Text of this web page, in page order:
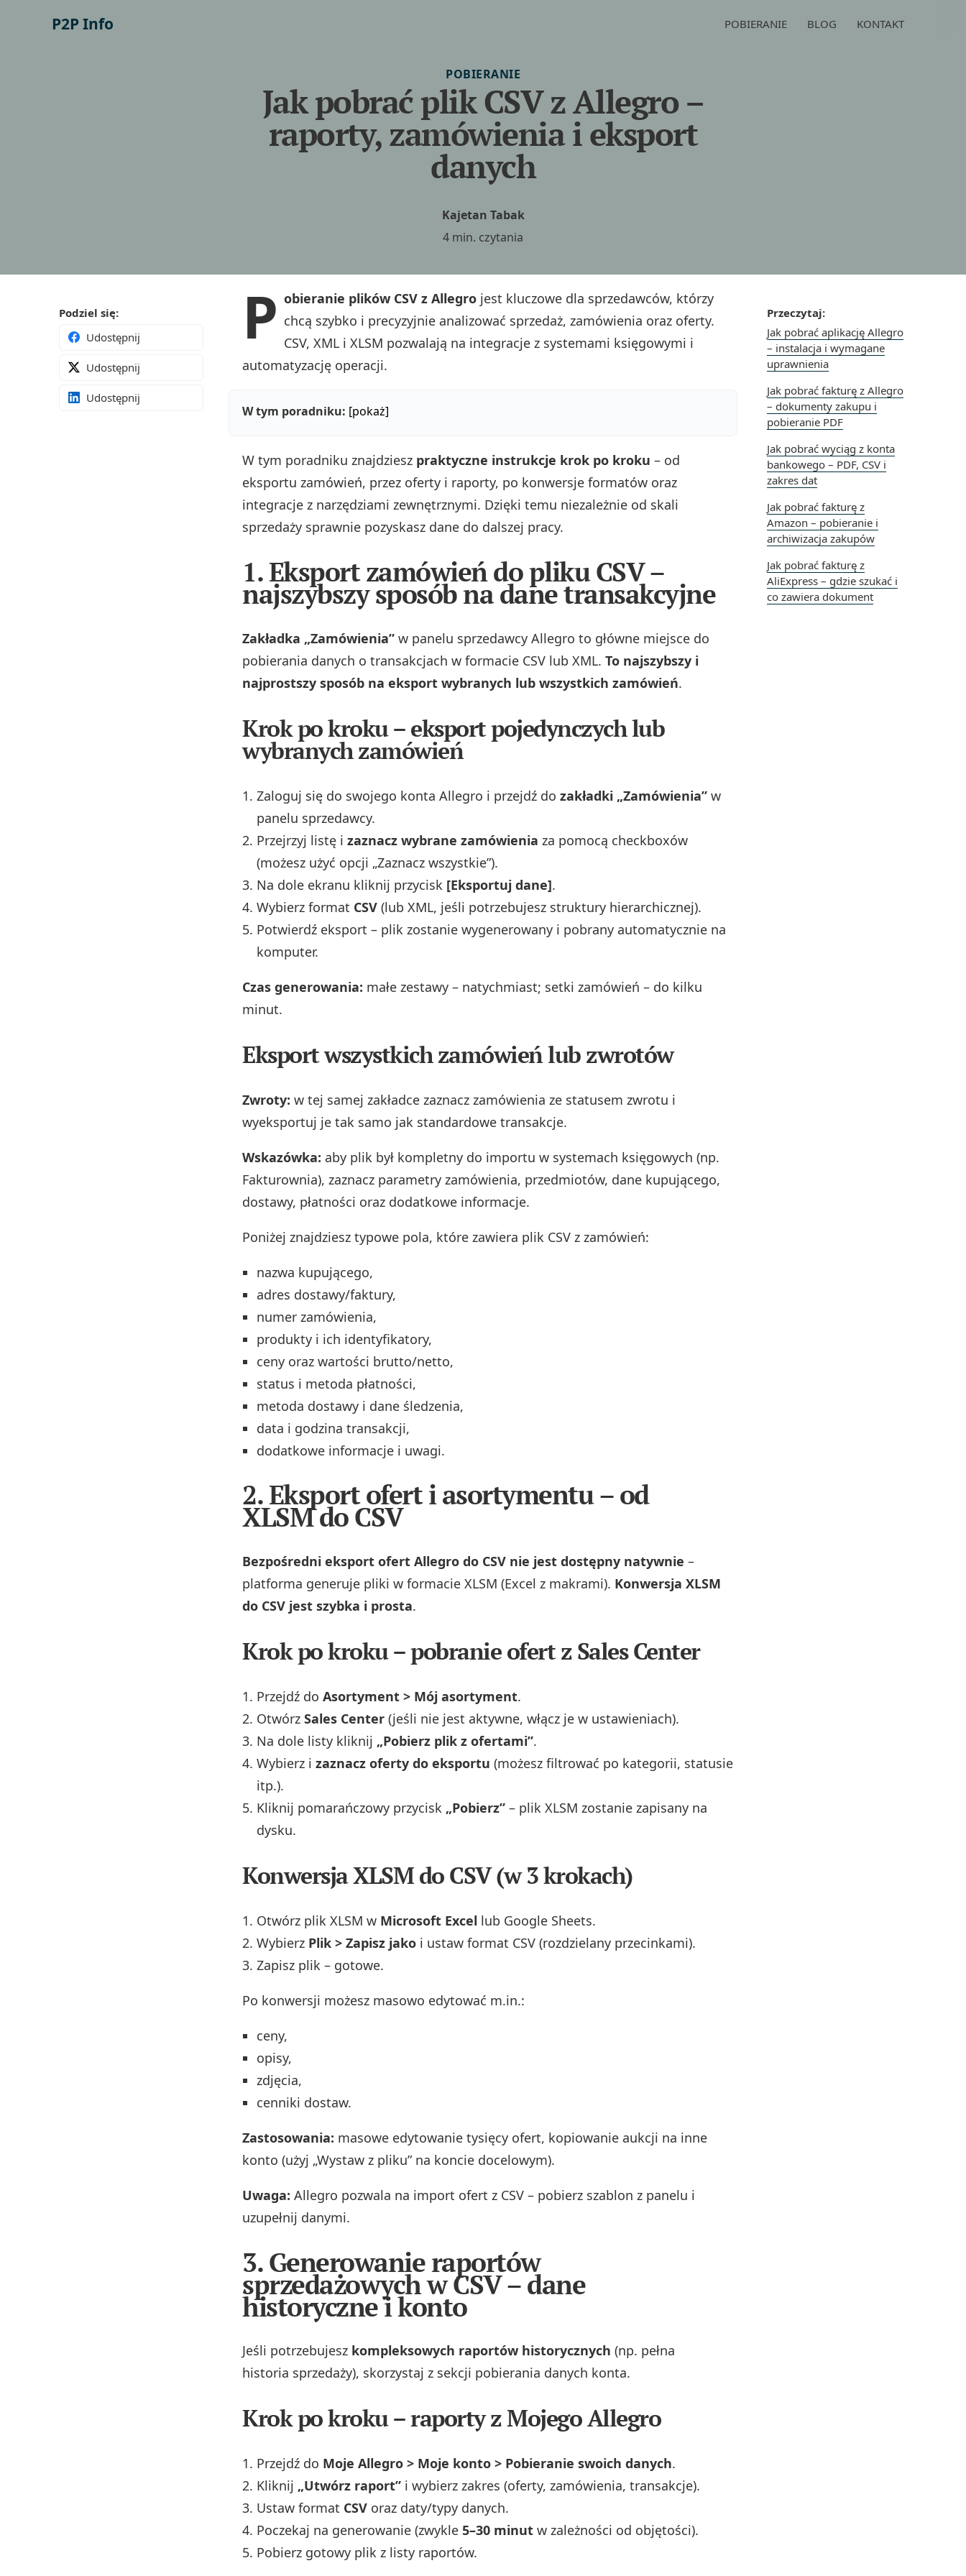
P2P Info POBIERANIE BLOG KONTAKT
POBIERANIE
Jak pobrać plik CSV z Allegro –
raporty, zamówienia i eksport
danych
Kajetan Tabak
4 min. czytania
Przeczytaj:
Jak pobrać aplikację Allegro
– instalacja i wymagane
uprawnienia
Jak pobrać fakturę z Allegro
– dokumenty zakupu i
pobieranie PDF
Jak pobrać wyciąg z konta
bankowego – PDF, CSV i
zakres dat
Jak pobrać fakturę z
Amazon – pobieranie i
archiwizacja zakupów
Jak pobrać fakturę z
AliExpress – gdzie szukać i
co zawiera dokument
Podziel się:
Udostępnij
Udostępnij
Udostępnij
P obieranie plików CSV z Allegro jest kluczowe dla sprzedawców, którzy
chcą szybko i precyzyjnie analizować sprzedaż, zamówienia oraz oferty.
CSV, XML i XLSM pozwalają na integracje z systemami księgowymi i
automatyzację operacji.
W tym poradniku: [pokaż]
W tym poradniku znajdziesz praktyczne instrukcje krok po kroku – od
eksportu zamówień, przez oferty i raporty, po konwersje formatów oraz
integracje z narzędziami zewnętrznymi. Dzięki temu niezależnie od skali
sprzedaży sprawnie pozyskasz dane do dalszej pracy.
1. Eksport zamówień do pliku CSV –
najszybszy sposób na dane transakcyjne
Zakładka „Zamówienia” w panelu sprzedawcy Allegro to główne miejsce do
pobierania danych o transakcjach w formacie CSV lub XML. To najszybszy i
najprostszy sposób na eksport wybranych lub wszystkich zamówień.
Krok po kroku – eksport pojedynczych lub
wybranych zamówień
Zaloguj się do swojego konta Allegro i przejdź do zakładki „Zamówienia” w
panelu sprzedawcy.
Przejrzyj listę i zaznacz wybrane zamówienia za pomocą checkboxów
(możesz użyć opcji „Zaznacz wszystkie”).
Na dole ekranu kliknij przycisk [Eksportuj dane].
Wybierz format CSV (lub XML, jeśli potrzebujesz struktury hierarchicznej).
Potwierdź eksport – plik zostanie wygenerowany i pobrany automatycznie na
komputer.
Czas generowania: małe zestawy – natychmiast; setki zamówień – do kilku
minut.
Eksport wszystkich zamówień lub zwrotów
Zwroty: w tej samej zakładce zaznacz zamówienia ze statusem zwrotu i
wyeksportuj je tak samo jak standardowe transakcje.
Wskazówka: aby plik był kompletny do importu w systemach księgowych (np.
Fakturownia), zaznacz parametry zamówienia, przedmiotów, dane kupującego,
dostawy, płatności oraz dodatkowe informacje.
Poniżej znajdziesz typowe pola, które zawiera plik CSV z zamówień:
nazwa kupującego,
adres dostawy/faktury,
numer zamówienia,
produkty i ich identyfikatory,
ceny oraz wartości brutto/netto,
status i metoda płatności,
metoda dostawy i dane śledzenia,
data i godzina transakcji,
dodatkowe informacje i uwagi.
2. Eksport ofert i asortymentu – od
XLSM do CSV
Bezpośredni eksport ofert Allegro do CSV nie jest dostępny natywnie –
platforma generuje pliki w formacie XLSM (Excel z makrami). Konwersja XLSM
do CSV jest szybka i prosta.
Krok po kroku – pobranie ofert z Sales Center
Przejdź do Asortyment > Mój asortyment.
Otwórz Sales Center (jeśli nie jest aktywne, włącz je w ustawieniach).
Na dole listy kliknij „Pobierz plik z ofertami”.
Wybierz i zaznacz oferty do eksportu (możesz filtrować po kategorii, statusie
itp.).
Kliknij pomarańczowy przycisk „Pobierz” – plik XLSM zostanie zapisany na
dysku.
Konwersja XLSM do CSV (w 3 krokach)
Otwórz plik XLSM w Microsoft Excel lub Google Sheets.
Wybierz Plik > Zapisz jako i ustaw format CSV (rozdzielany przecinkami).
Zapisz plik – gotowe.
Po konwersji możesz masowo edytować m.in.:
ceny,
opisy,
zdjęcia,
cenniki dostaw.
Zastosowania: masowe edytowanie tysięcy ofert, kopiowanie aukcji na inne
konto (użyj „Wystaw z pliku” na koncie docelowym).
Uwaga: Allegro pozwala na import ofert z CSV – pobierz szablon z panelu i
uzupełnij danymi.
3. Generowanie raportów
sprzedażowych w CSV – dane
historyczne i konto
Jeśli potrzebujesz kompleksowych raportów historycznych (np. pełna
historia sprzedaży), skorzystaj z sekcji pobierania danych konta.
Krok po kroku – raporty z Mojego Allegro
Przejdź do Moje Allegro > Moje konto > Pobieranie swoich danych.
Kliknij „Utwórz raport” i wybierz zakres (oferty, zamówienia, transakcje).
Ustaw format CSV oraz daty/typy danych.
Poczekaj na generowanie (zwykle 5–30 minut w zależności od objętości).
Pobierz gotowy plik z listy raportów.